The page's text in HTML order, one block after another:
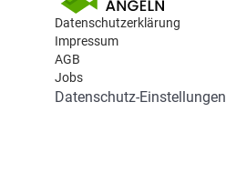
Datenschutzerklärung
Impressum
AGB
Jobs
Datenschutz-Einstellungen